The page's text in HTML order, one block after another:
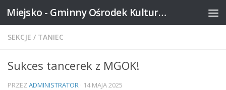
Skip to content Miejsko - Gminny Ośrodek Kultury w Mikstacie
SEKCJE / TANIEC
Sukces tancerek z MGOK!
PRZEZADMINISTRATOR · 14 MAJA 2025